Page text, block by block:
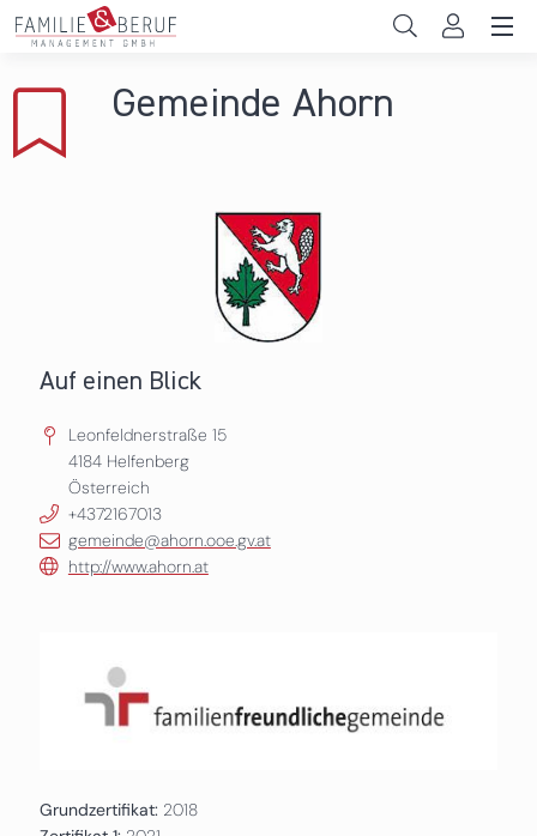
Direkt zum Inhalt
Gemeinden
Gemeinde Ahorn
Auf einen Blick
Leonfeldnerstraße 15
4184 Helfenberg
Österreich
+4372167013
gemeinde@ahorn.ooe.gv.at
http://www.ahorn.at
Grundzertifikat: 2018